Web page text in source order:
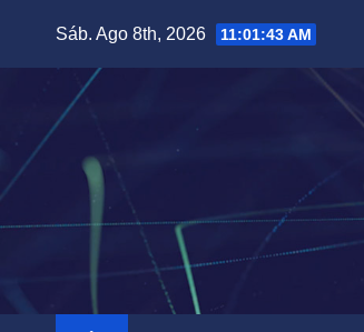
Sáb. Ago 8th, 2026 11:01:44 AM